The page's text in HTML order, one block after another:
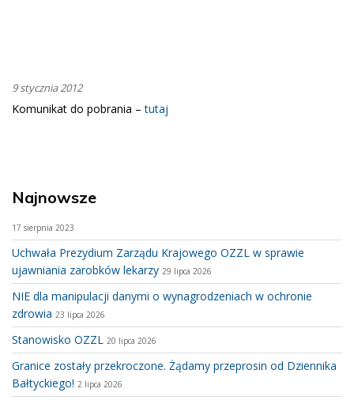
9 stycznia 2012
Komunikat do pobrania –tutaj
Najnowsze
17 sierpnia 2023
Uchwała Prezydium Zarządu Krajowego OZZL w sprawie
ujawniania zarobków lekarzy 29 lipca 2026
NIE dla manipulacji danymi o wynagrodzeniach w ochronie
zdrowia 23 lipca 2026
Stanowisko OZZL 20 lipca 2026
Granice zostały przekroczone. Żądamy przeprosin od Dziennika
Bałtyckiego! 2 lipca 2026